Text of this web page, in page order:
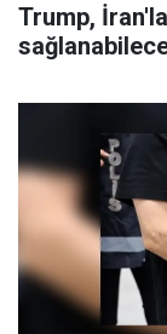
Trump,